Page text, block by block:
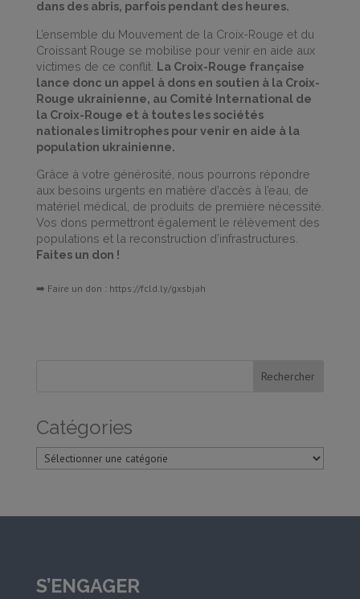
dans des abris, parfois pendant des heures.
L’ensemble du Mouvement de la Croix-Rouge et du
Croissant Rouge se mobilise pour venir en aide aux
victimes de ce conflit. La Croix-Rouge française
lance donc un appel à dons en soutien à la Croix-
Rouge ukrainienne, au Comité International de
la Croix-Rouge et à toutes les sociétés
nationales limitrophes pour venir en aide à la
population ukrainienne.
Grâce à votre générosité, nous pourrons répondre
aux besoins urgents en matière d’accès à l’eau, de
matériel médical, de produits de première nécessité.
Vos dons permettront également le rélèvement des
populations et la reconstruction d’infrastructures.
Faites un don !
➡️ Faire un don : https://fcld.ly/gxsbjah
Catégories
Catégories
S’ENGAGER